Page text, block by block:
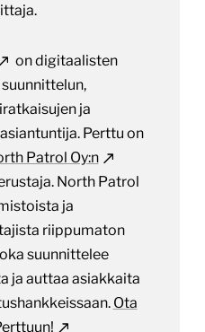
on digitaalisten
ja
Perttu on
Patrol Oy:n
North Patrol
ja
riippumaton
suunnittelee
ja auttaa asiakkaita
Ota